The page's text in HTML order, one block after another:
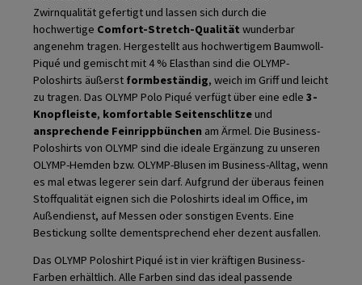
Zwirnqualität gefertigt und lassen sich durch die
hochwertige Comfort-Stretch-Qualität wunderbar
angenehm tragen. Hergestellt aus hochwertigem Baumwoll-
Piqué und gemischt mit 4 % Elasthan sind die OLYMP-
Poloshirts äußerst formbeständig, weich im Griff und leicht
zu tragen. Das OLYMP Polo Piqué verfügt über eine edle 3-
Knopfleiste, komfortable Seitenschlitzeund
ansprechende Feinrippbünchen am Ärmel. Die Business-
Poloshirts von OLYMP sind die ideale Ergänzung zu unseren
OLYMP-Hemden bzw. OLYMP-Blusen im Business-Alltag, wenn
es mal etwas legerer sein darf. Aufgrund der überaus feinen
Stoffqualität eignen sich die Poloshirts ideal im Office, im
Außendienst, auf Messen oder sonstigen Events. Eine
Bestickung sollte dementsprechend eher dezent ausfallen.
Das OLYMP Poloshirt Piqué ist in vier kräftigen Business-
Farben erhältlich. Alle Farben sind das ideal passende